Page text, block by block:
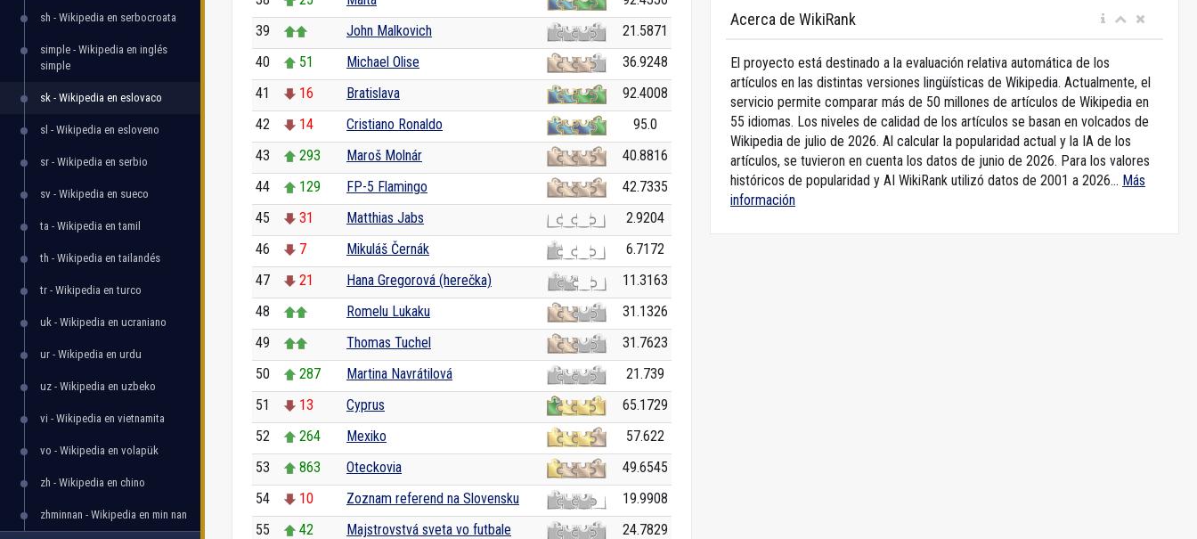
sh - Wikipedia en serbocroata
simple - Wikipedia en inglés
simple
sk - Wikipedia en eslovaco
sl - Wikipedia en esloveno
sr - Wikipedia en serbio
sv - Wikipedia en sueco
ta - Wikipedia en tamil
th - Wikipedia en tailandés
tr - Wikipedia en turco
uk - Wikipedia en ucraniano
ur - Wikipedia en urdu
uz - Wikipedia en uzbeko
vi - Wikipedia en vietnamita
vo - Wikipedia en volapük
zh - Wikipedia en chino
zhminnan - Wikipedia en min nan
39
John Malkovich
21.5871
40
51 Michael Olise
36.9248
41
16 Bratislava
92.4008
42
14 Cristiano Ronaldo
95.0
43
293 Maroš Molnár
40.8816
44
129 FP-5 Flamingo
42.7335
45
31 Matthias Jabs
2.9204
46
7 Mikuláš Černák
6.7172
47
21 Hana Gregorová (herečka)
11.3163
48
Romelu Lukaku
31.1326
49
Thomas Tuchel
31.7623
50
287 Martina Navrátilová
21.739
51
13 Cyprus
65.1729
52
264 Mexiko
57.622
53
863 Oteckovia
49.6545
54
10 Zoznam referend na Slovensku
19.9908
55
42
Majstrovstvá sveta vo futbale
24.7829
Acerca de WikiRank
El proyecto está destinado a la evaluación relativa automática de los
artículos en las distintas versiones lingüísticas de Wikipedia. Actualmente, el
servicio permite comparar más de 50 millones de artículos de Wikipedia en
55 idiomas. Los niveles de calidad de los artículos se basan en volcados de
Wikipedia de julio de 2026. Al calcular la popularidad actual y la IA de los
artículos, se tuvieron en cuenta los datos de junio de 2026. Para los valores
históricos de popularidad y AI WikiRank utilizó datos de 2001 a 2026... Más
información